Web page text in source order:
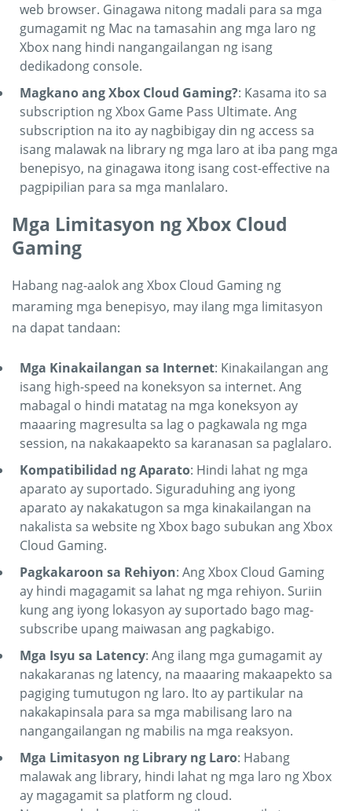
web browser. Ginagawa nitong madali para sa mga
gumagamit ng Mac na tamasahin ang mga laro ng
Xbox nang hindi nangangailangan ng isang
dedikadong console.
Magkano ang Xbox Cloud Gaming?: Kasama ito sa
subscription ng Xbox Game Pass Ultimate. Ang
subscription na ito ay nagbibigay din ng access sa
isang malawak na library ng mga laro at iba pang mga
benepisyo, na ginagawa itong isang cost-effective na
pagpipilian para sa mga manlalaro.
Mga Limitasyon ng Xbox Cloud
Gaming
Habang nag-aalok ang Xbox Cloud Gaming ng
maraming mga benepisyo, may ilang mga limitasyon
na dapat tandaan:
Mga Kinakailangan sa Internet: Kinakailangan ang
isang high-speed na koneksyon sa internet. Ang
mabagal o hindi matatag na mga koneksyon ay
maaaring magresulta sa lag o pagkawala ng mga
session, na nakakaapekto sa karanasan sa paglalaro.
Kompatibilidad ng Aparato: Hindi lahat ng mga
aparato ay suportado. Siguraduhing ang iyong
aparato ay nakakatugon sa mga kinakailangan na
nakalista sa website ng Xbox bago subukan ang Xbox
Cloud Gaming.
Pagkakaroon sa Rehiyon: Ang Xbox Cloud Gaming
ay hindi magagamit sa lahat ng mga rehiyon. Suriin
kung ang iyong lokasyon ay suportado bago mag-
subscribe upang maiwasan ang pagkabigo.
Mga Isyu sa Latency: Ang ilang mga gumagamit ay
nakakaranas ng latency, na maaaring makaapekto sa
pagiging tumutugon ng laro. Ito ay partikular na
nakakapinsala para sa mga mabilisang laro na
nangangailangan ng mabilis na mga reaksyon.
Mga Limitasyon ng Library ng Laro: Habang
malawak ang library, hindi lahat ng mga laro ng Xbox
ay magagamit sa platform ng cloud.